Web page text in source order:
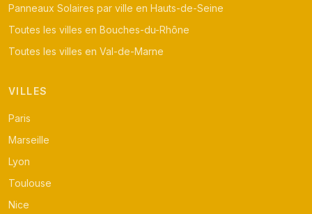
Panneaux Solaires par ville en Hauts-de-Seine
Toutes les villes en Bouches-du-Rhône
Toutes les villes en Val-de-Marne
VILLES
Paris
Marseille
Lyon
Toulouse
Nice